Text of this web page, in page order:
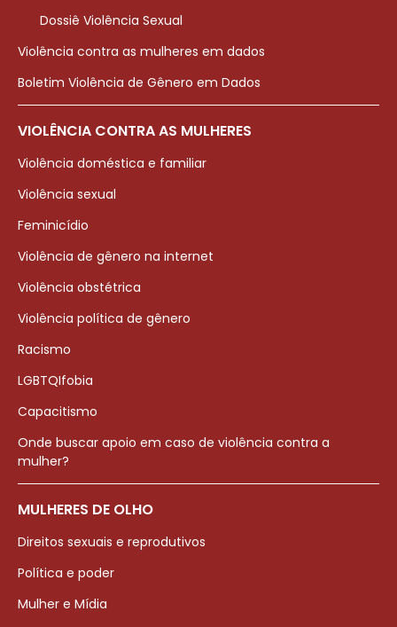
Dossiê Violência Sexual
Violência contra as mulheres em dados
Boletim Violência de Gênero em Dados
VIOLÊNCIA CONTRA AS MULHERES
Violência doméstica e familiar
Violência sexual
Feminicídio
Violência de gênero na internet
Violência obstétrica
Violência política de gênero
Racismo
LGBTQIfobia
Capacitismo
Onde buscar apoio em caso de violência contra a
mulher?
MULHERES DE OLHO
Direitos sexuais e reprodutivos
Política e poder
Mulher e Mídia